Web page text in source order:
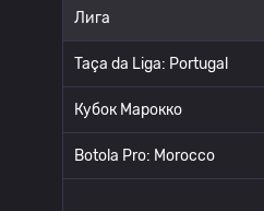
Лига
Taça da Liga: Portugal
Кубок Марокко
Botola Pro: Morocco